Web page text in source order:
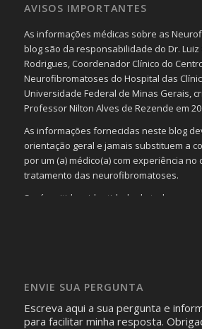
AVISOS IMPORTANTES
As informações médicas sobre as
blog são da responsabilidade do Dr.
Rodrigues, Coordenador Clínico do
Neurofibromatoses do Hospital das
Universidade Federal de Minas Gerais,
Professor Nilton Alves de Rezende em
As informações fornecidas neste blog
orientação geral e jamais substituem a
por um (a) médico(a) com experiência no
tratamento das neurofibromatoses.
Será omitida a identidade de todas as
identificação da pessoa fotografada.
ENVIE SUA PERGUNTA
Escreva aqui a sua pergunta e
para facilitar minha resposta.